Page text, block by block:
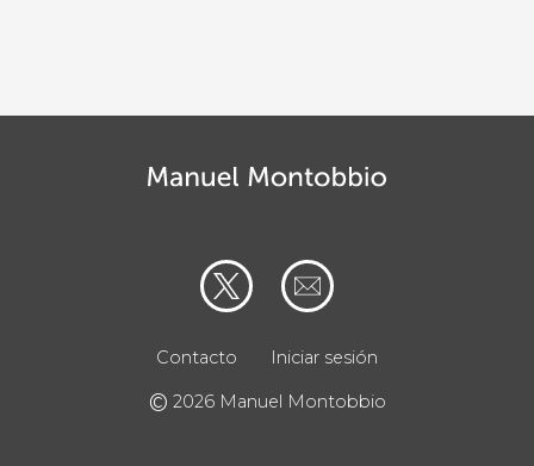
Contacto Iniciar sesión
© 2026 Manuel Montobbio